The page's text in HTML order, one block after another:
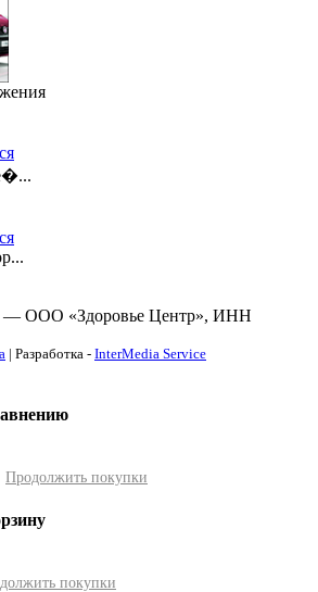
— ООО «Здоровье Центр», ИНН
| Разработка - InterMedia Service
Продолжить покупки
покупки